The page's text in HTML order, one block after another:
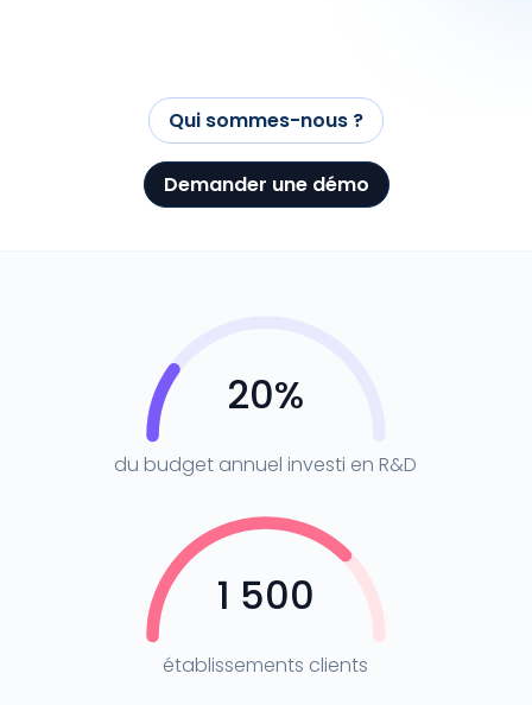
Qui sommes-nous ?
Demander une démo
20%
du budget annuel investi en R&D
1 500
établissements clients